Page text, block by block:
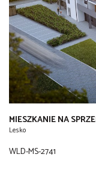
MIESZKANIE NA
Lesko
WLD-MS-2741